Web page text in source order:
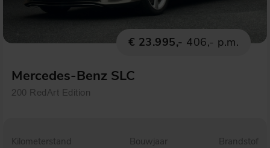
€ 23.995,- 406,- p.m.
Mercedes-Benz SLC
200 RedArt Edition
Kilometerstand
Bouwjaar
Brandstof